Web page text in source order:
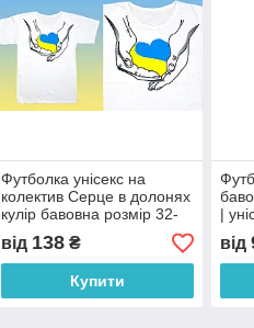
Футболка унісекс на
колектив Серце в долонях
кулір бавовна розмір 32-
від 138₴
Купити
|
від